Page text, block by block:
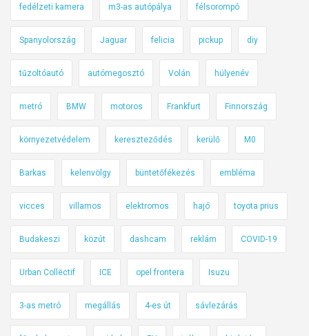
o
a
?
fedélzeti kamera m3-as autópálya félsorompó
Spanyolország Jaguar felicia pickup diy
tűzoltóautó autómegosztó Volán hülyenév
metró BMW motoros Frankfurt Finnország
környezetvédelem kereszteződés kerülő M0
Barkas kelenvölgy büntetőfékezés embléma
vicces villamos elektromos hajó toyota prius
Budakeszi közút dashcam reklám COVID-19
Urban Collëctif ICE opel frontera Isuzu
3-as metró megállás 4-es út sávlezárás